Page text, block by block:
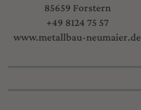
85659 Forstern
+49 8124 75 57
www.metallbau-neumaier.de